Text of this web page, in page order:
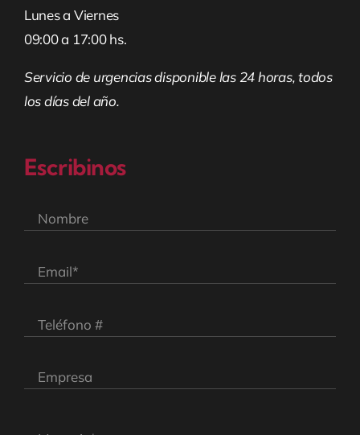
Lunes a Viernes
09:00 a 17:00 hs.
Servicio de urgencias disponible las 24 horas, todos
los días del año.
Escribinos